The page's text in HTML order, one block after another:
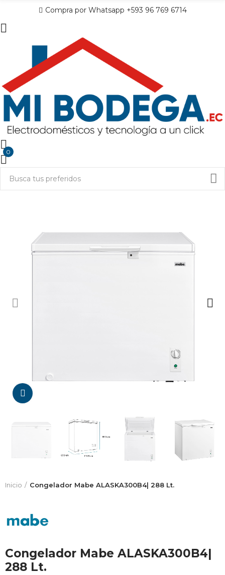
Compra por Whatsapp +593 96 769 6714
0
Inicio Congelador Mabe ALASKA300B4| 288 Lt.
Congelador Mabe ALASKA300B4|
288 Lt.